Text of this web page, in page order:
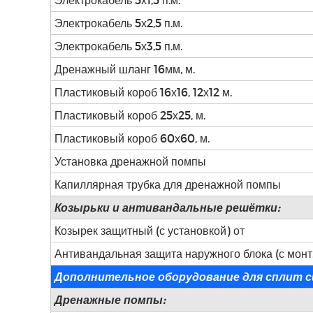
Электрокабель 5х2,5 п.м.
Электрокабель 5х3,5 п.м.
Дренажный шланг 16мм, м.
Пластиковый короб 16х16, 12х12 м.
Пластиковый короб 25х25, м.
Пластиковый короб 60х60, м.
Установка дренажной помпы
Капиллярная трубка для дренажной помпы
Козырьки и антивандальные решётки:
Козырек защитный (с установкой) от
Антивандальная защита наружного блока (с
Дополнительное оборудование для сплит
Дренажные помпы: